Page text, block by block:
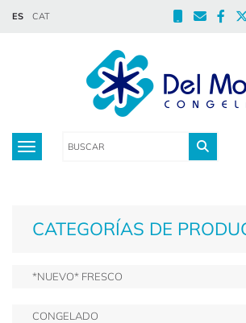
ES CAT
Toggle navigation
CATEGORÍAS DE
*NUEVO* FRESCO
CONGELADO